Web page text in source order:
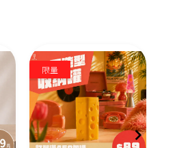
限量